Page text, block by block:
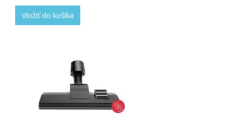
Vložiť do košíka